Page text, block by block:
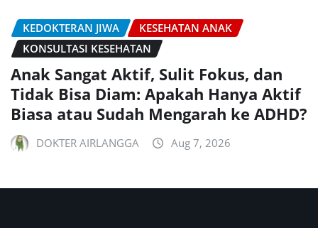
KEDOKTERAN JIWA
KESEHATAN ANAK
KONSULTASI KESEHATAN
Anak Sangat Aktif, Sulit Fokus, dan
Tidak Bisa Diam: Apakah Hanya Aktif
Biasa atau Sudah Mengarah ke ADHD?
DOKTER AIRLANGGA Aug 7, 2026